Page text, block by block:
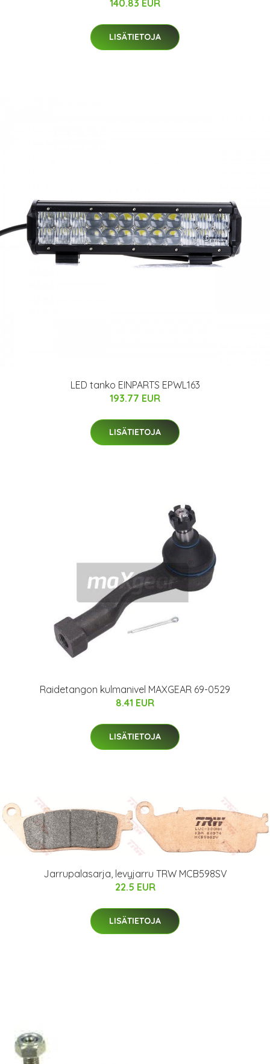
140.83 EUR
LISÄTIETOJA
LED tanko EINPARTS EPWL163
193.77 EUR
LISÄTIETOJA
Raidetangon kulmanivel MAXGEAR 69-0529
8.41 EUR
LISÄTIETOJA
Jarrupalasarja, levyjarru TRW MCB598SV
22.5 EUR
LISÄTIETOJA